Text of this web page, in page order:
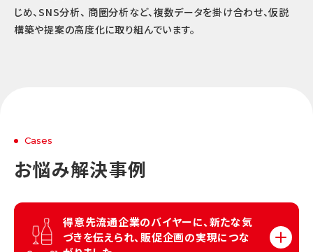
じめ、SNS分析、 商圏分析など、複数データを掛け合わせ、仮説
構築や提案の高度化に取り組んでいます。
Cases
お悩み解決事例
得意先流通企業のバイヤーに、新たな気
づきを伝えられ、販促企画の実現につな